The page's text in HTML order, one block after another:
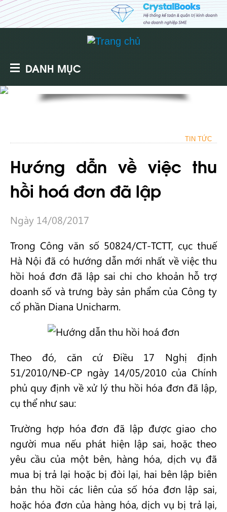
DANH MỤC
TIN TỨC
Hướng dẫn về việc thu
hồi hoá đơn đã lập
Ngày 14/08/2017
Trong Công văn số 50824/CT-TCTT, cục thuế
Hà Nội đã có hướng dẫn mới nhất về việc thu
hồi hoá đơn đã lập sai chi cho khoản hỗ trợ
doanh số và trưng bày sản phẩm của Công ty
cổ phần Diana Unicharm.
Theo đó, căn cứ Điều 17 Nghị định
51/2010/NĐ-CP ngày 14/05/2010 của Chính
phủ quy định về xử lý thu hồi hóa đơn đã lập,
cụ thể như sau:
Trường hợp hóa đơn đã lập được giao cho
người mua nếu phát hiện lập sai, hoặc theo
yêu cầu của một bên, hàng hóa, dịch vụ đã
mua bị trả lại hoặc bị đòi lại, hai bên lập biên
bản thu hồi các liên của số hóa đơn lập sai,
hoặc hóa đơn của hàng hóa, dịch vụ bị trả lại,